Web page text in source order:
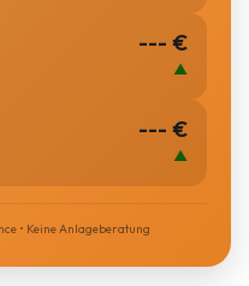
--- €
▲
--- €
▲
• Keine Anlageberatung